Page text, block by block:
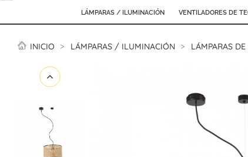
LÁMPARAS / ILUMINACIÓN VENTILADORES DE
INICIO LÁMPARAS / ILUMINACIÓN LÁMPARAS